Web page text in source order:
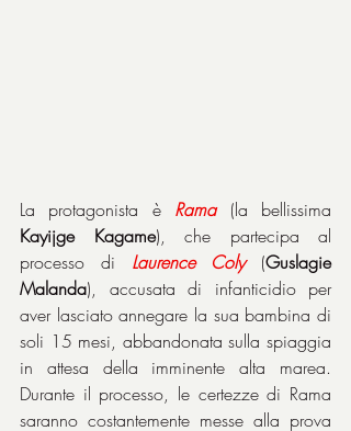
La protagonista è Rama
Kayijge Kagame), che partecipa al
processo di Laurence Coly (Guslagie
Malanda), accusata di infanticidio per
aver lasciato annegare la sua bambina di
soli 15 mesi, abbandonata sulla spiaggia
in attesa della imminente alta marea.
Durante il processo, le certezze di Rama
saranno costantemente messe alla prova